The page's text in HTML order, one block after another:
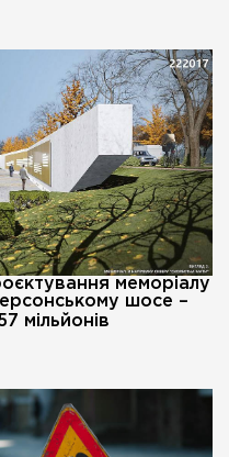
меморіалу
шосе –
мільйонів